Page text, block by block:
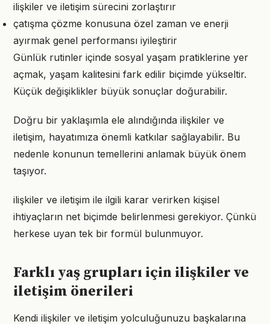
ilişkiler ve iletişim sürecini zorlaştırır
çatışma çözme konusuna özel zaman ve enerji
ayırmak genel performansı iyileştirir
Günlük rutinler içinde sosyal yaşam pratiklerine yer
açmak, yaşam kalitesini fark edilir biçimde yükseltir.
Küçük değişiklikler büyük sonuçlar doğurabilir.
Doğru bir yaklaşımla ele alındığında ilişkiler ve
iletişim, hayatımıza önemli katkılar sağlayabilir. Bu
nedenle konunun temellerini anlamak büyük önem
taşıyor.
ilişkiler ve iletişim ile ilgili karar verirken kişisel
ihtiyaçların net biçimde belirlenmesi gerekiyor. Çünkü
herkese uyan tek bir formül bulunmuyor.
Farklı yaş grupları için ilişkiler ve
iletişim önerileri
Kendi ilişkiler ve iletişim yolculuğunuzu başkalarına